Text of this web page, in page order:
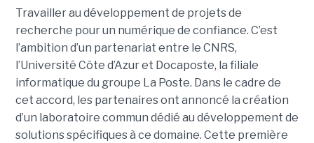
Travailler au développement de projets de
recherche pour un numérique de confiance. C’est
l’ambition d’un partenariat entre le CNRS,
l’Université Côte d’Azur et Docaposte, la filiale
informatique du groupe La Poste. Dans le cadre de
cet accord, les partenaires ont annoncé la création
d’un laboratoire commun dédié au développement de
solutions spécifiques à ce domaine. Cette première